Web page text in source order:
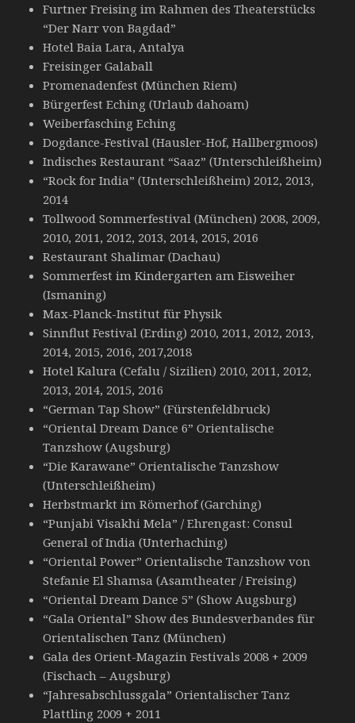
Furtner Freising im Rahmen des Theaterstücks
“Der Narr von Bagdad”
Hotel Baia Lara, Antalya
Freisinger Galaball
Promenadenfest (München Riem)
Bürgerfest Eching (Urlaub dahoam)
Weiberfasching Eching
Dogdance-Festival (Hausler-Hof, Hallbergmoos)
Indisches Restaurant “Saaz” (Unterschleißheim)
“Rock for India” (Unterschleißheim) 2012, 2013,
2014
Tollwood Sommerfestival (München) 2008, 2009,
2010, 2011, 2012, 2013, 2014, 2015, 2016
Restaurant Shalimar (Dachau)
Sommerfest im Kindergarten am Eisweiher
(Ismaning)
Max-Planck-Institut für Physik
Sinnflut Festival (Erding) 2010, 2011, 2012, 2013,
2014, 2015, 2016, 2017,2018
Hotel Kalura (Cefalu / Sizilien) 2010, 2011, 2012,
2013, 2014, 2015, 2016
“German Tap Show” (Fürstenfeldbruck)
“Oriental Dream Dance 6” Orientalische
Tanzshow (Augsburg)
“Die Karawane” Orientalische Tanzshow
(Unterschleißheim)
Herbstmarkt im Römerhof (Garching)
“Punjabi Visakhi Mela” / Ehrengast: Consul
General of India (Unterhaching)
“Oriental Power” Orientalische Tanzshow von
Stefanie El Shamsa (Asamtheater / Freising)
“Oriental Dream Dance 5” (Show Augsburg)
“Gala Oriental” Show des Bundesverbandes für
Orientalischen Tanz (München)
Gala des Orient-Magazin Festivals 2008 + 2009
(Fischach – Augsburg)
“Jahresabschlussgala” Orientalischer Tanz
Plattling 2009 + 2011